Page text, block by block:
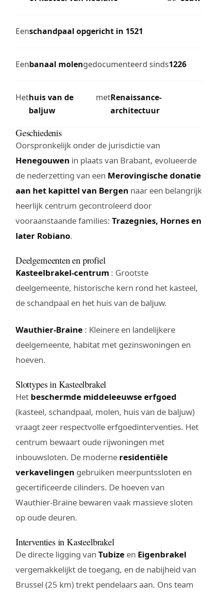
Eenschandpaal opgericht in 1521
Eenbanaal molengedocumenteerd sinds1226
Hethuis van de
baljuw
metRenaissance-
architectuur
Geschiedenis
Oorspronkelijk onder de jurisdictie van
Henegouwen in plaats van Brabant, evolueerde
de nederzetting van een Merovingische donatie
aan het kapittel van Bergen naar een belangrijk
heerlijk centrum gecontroleerd door
vooraanstaande families: Trazegnies, Hornes en
later Robiano.
Deelgemeenten en profiel
Kasteelbrakel-centrum : Grootste
deelgemeente, historische kern rond het kasteel,
de schandpaal en het huis van de baljuw.
Wauthier-Braine : Kleinere en landelijkere
deelgemeente, habitat met gezinswoningen en
hoeven.
Slottypes in Kasteelbrakel
Het beschermde middeleeuwse erfgoed
(kasteel, schandpaal, molen, huis van de baljuw)
vraagt zeer respectvolle erfgoedinterventies. Het
centrum bewaart oude rijwoningen met
inbouwsloten. De moderne residentiële
verkavelingen gebruiken meerpuntssloten en
gecertificeerde cilinders. De hoeven van
Wauthier-Braine bewaren vaak massieve sloten
op oude deuren.
Interventies in Kasteelbrakel
De directe ligging van Tubize en Eigenbrakel
vergemakkelijkt de toegang, en de nabijheid van
Brussel (25 km) trekt pendelaars aan. Ons team